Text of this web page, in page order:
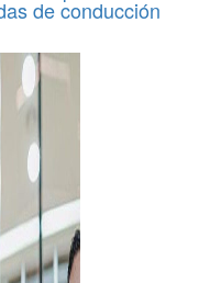
de conducción